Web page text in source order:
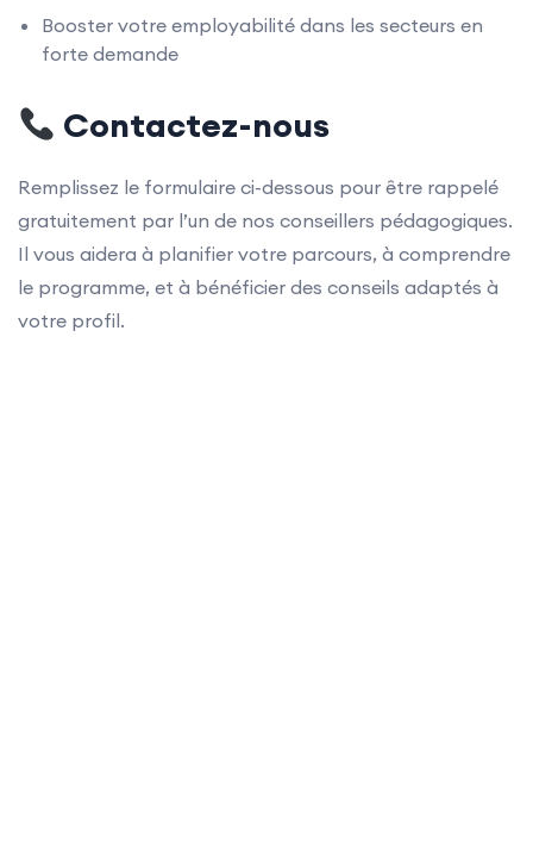
Booster votre employabilité dans les secteurs en
forte demande
Contactez-nous
Remplissez le formulaire ci-dessous pour être rappelé
gratuitement par l’un de nos conseillers pédagogiques.
Il vous aidera à planifier votre parcours, à comprendre
le programme, et à bénéficier des conseils adaptés à
votre profil.